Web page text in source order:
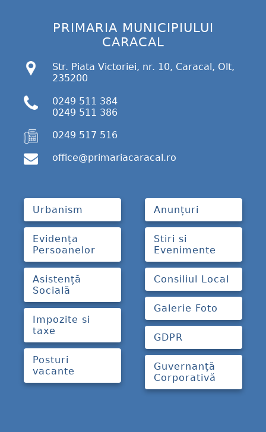
PRIMARIA MUNICIPIULUI
CARACAL
Str. Piata Victoriei, nr. 10, Caracal, Olt,
235200
0249 511 384
0249 511 386
0249 517 516
office@primariacaracal.ro
Urbanism
Evidența
Persoanelor
Asistență
Socială
Impozite si
taxe
Posturi
vacante
Anunțuri
Stiri si
Evenimente
Consiliul Local
Galerie Foto
GDPR
Guvernanță
Corporativă